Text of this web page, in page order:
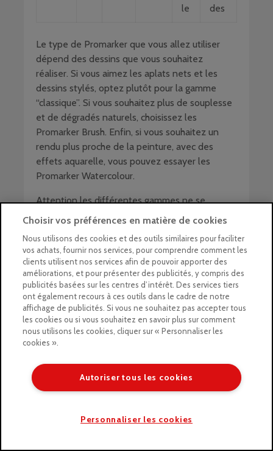
le
des
Le type de Promarker que vous allez utiliser
dépend des dessins que vous souhaitez
réaliser. Si vous aimez les aplats nets et les
dessins stylés, optez plutôt pour la gamme
“classique”. Si vous souhaitez plus de souplesse
et de dégradés naturels, choisissez les
Promarker Brush. Enfin, si vous souhaitez un
rendu plus proche de la peinture, avec des
effets aquarelle, vous pouvez essayer les
Promarker Watercolour.
Attention les différentes gammes ne se
mélangent pas entre elles : les feutres à base
d’alcool ne se mélangeront pas avec ceux à
base d’eau.
mon test desPromarker Winsor & Newton
Choisir vos préférences en matière de cookies
Nous utilisons des cookies et des outils similaires pour faciliter
vos achats, fournir nos services, pour comprendre comment les
clients utilisent nos services afin de pouvoir apporter des
améliorations, et pour présenter des publicités, y compris des
publicités basées sur les centres d’intérêt. Des services tiers
ont également recours à ces outils dans le cadre de notre
affichage de publicités. Si vous ne souhaitez pas accepter tous
les cookies ou si vous souhaitez en savoir plus sur comment
nous utilisons les cookies, cliquer sur « Personnaliser les
cookies ».
Autoriser tous les cookies
Personnaliser les cookies